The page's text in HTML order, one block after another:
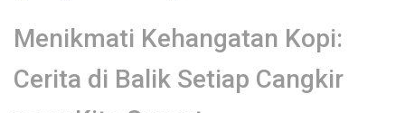
Menikmati Kehangatan Kopi:
Cerita di Balik Setiap Cangkir